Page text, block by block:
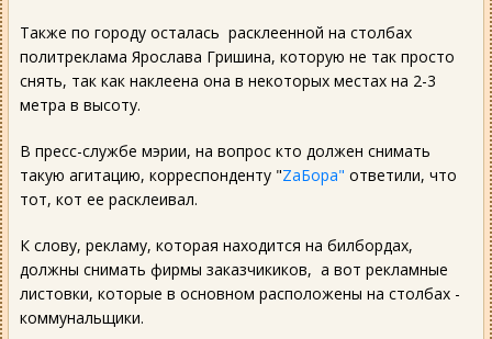
Также по городу осталась расклеенной на столбах
политреклама Ярослава Гришина, которую не так просто
снять, так как наклеена она в некоторых местах на 2-3
метра в высоту.
В пресс-службе мэрии, на вопрос кто должен снимать
такую агитацию, корреспонденту "ZаБора" ответили, что
тот, кот ее расклеивал.
К слову, рекламу, которая находится на билбордах,
должны снимать фирмы заказчикиков, а вот рекламные
листовки, которые в основном расположены на столбах -
коммунальщики.